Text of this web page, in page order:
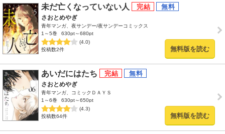
未だ亡くなっていない人
さおとめやぎ
青年マンガ、夜サンデー/夜サンデーコミックス
1～5巻
630pt～680pt
(4.0)
投稿数2件
無料版を読む
あいだにはたち
さおとめやぎ
青年マンガ、コミックＤＡＹＳ
1～6巻
630pt～650pt
(4.3)
投稿数64件
無料版を読む